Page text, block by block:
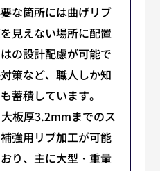
な箇所には曲げリブ
見えない場所に配置
の設計配慮が可能で
策など、職人しか知
蓄積しています。
板厚3.2mmまでのス
強用リブ加工が可能
り、主に大型・重量